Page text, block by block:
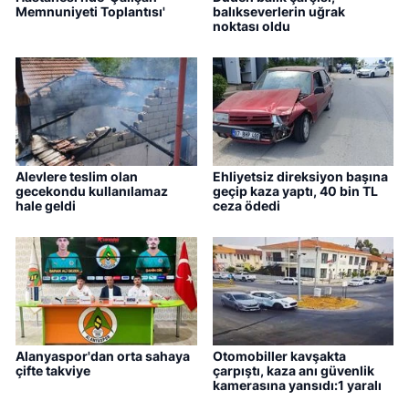
Memnuniyeti Toplantısı'
balıkseverlerin uğrak
noktası oldu
Alevlere teslim olan
gecekondu kullanılamaz
hale geldi
Ehliyetsiz direksiyon başına
geçip kaza yaptı, 40 bin TL
ceza ödedi
Alanyaspor'dan orta sahaya
çifte takviye
Otomobiller kavşakta
çarpıştı, kaza anı güvenlik
kamerasına yansıdı:1 yaralı